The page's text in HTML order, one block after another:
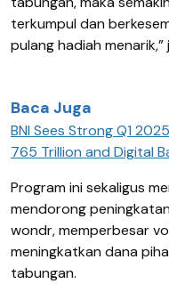
terkumpul dan
pulang hadiah menarik,”
Baca Juga
BNI Sees Strong Q1
765 Trillion and Digital
Program ini sekaligus
mendorong
wondr, memperbesar
meningkatkan dana
tabungan.